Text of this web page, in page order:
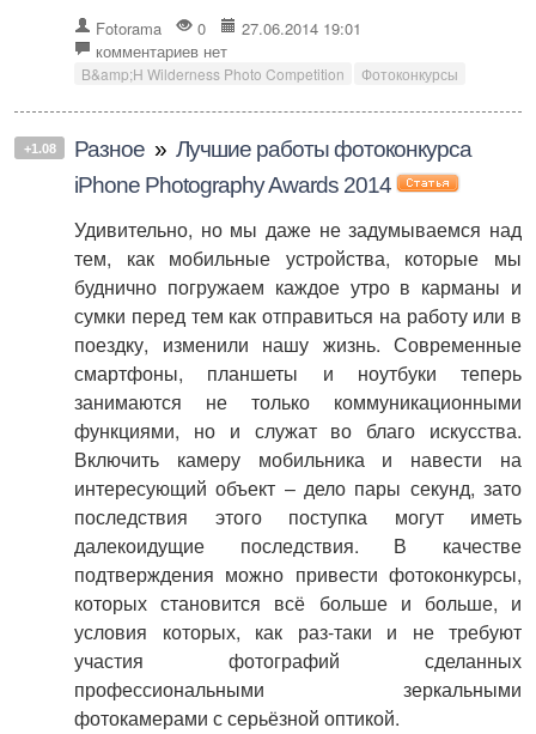
Fotorama 0
27.06.2014 19:01
комментариев нет
B&amp;H Wilderness Photo Competition Фотоконкурсы
+1.08 Разное » Лучшие работы фотоконкурса
iPhone Photography Awards 2014
Удивительно, но мы даже не задумываемся над
тем, как мобильные устройства, которые мы
буднично погружаем каждое утро в карманы и
сумки перед тем как отправиться на работу или в
поездку, изменили нашу жизнь. Современные
смартфоны, планшеты и ноутбуки теперь
занимаются не только коммуникационными
функциями, но и служат во благо искусства.
Включить камеру мобильника и навести на
интересующий объект – дело пары секунд, зато
последствия этого поступка могут иметь
далекоидущие последствия. В качестве
подтверждения можно привести фотоконкурсы,
которых становится всё больше и больше, и
условия которых, как раз-таки и не требуют
участия фотографий сделанных
профессиональными зеркальными
фотокамерами с серьёзной оптикой.